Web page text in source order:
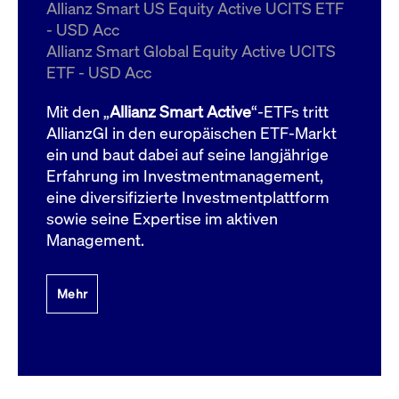
Allianz Smart US Equity Active UCITS ETF
- USD Acc
Allianz Smart Global Equity Active UCITS
ETF - USD Acc
Mit den „Allianz Smart Active“-ETFs tritt
AllianzGI in den europäischen ETF-Markt
ein und baut dabei auf seine langjährige
Erfahrung im Investmentmanagement,
eine diversifizierte Investmentplattform
sowie seine Expertise im aktiven
Management.
Mehr
ApplicationGatewayAffinityCORS
boerse.com
Domain
bis